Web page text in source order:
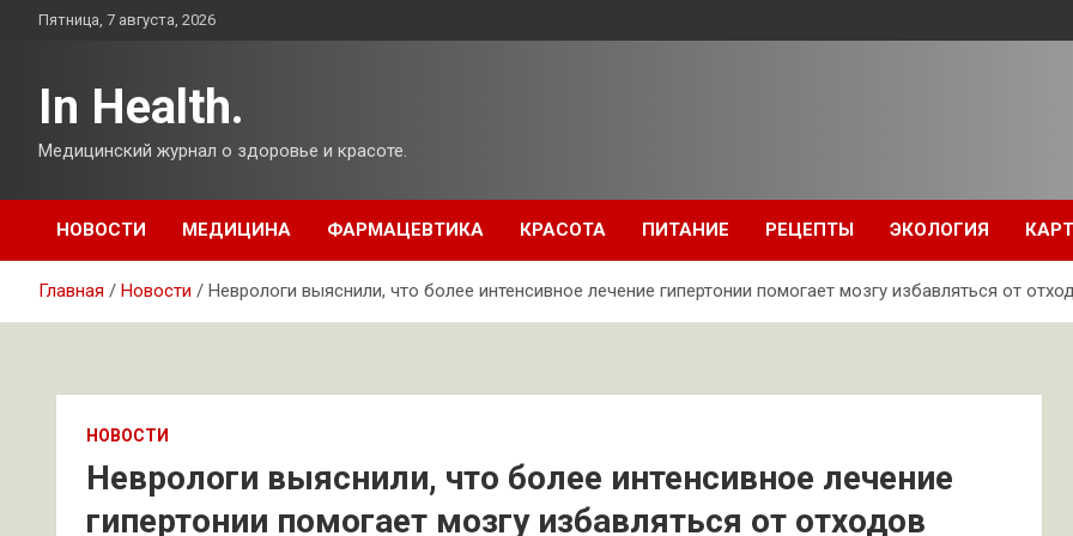
ПерейтиПятница, 7 августа, 2026
In Health.
Медицинский журнал о здоровье и красоте.
НОВОСТИ МЕДИЦИНА ФАРМАЦЕВТИКА КРАСОТА ПИТАНИЕ РЕЦЕПТЫ ЭКОЛОГИЯ
Главная Новости Неврологи выяснили, что более интенсивное лечение гипертонии помогает мозгу избавляться от
НОВОСТИ
Неврологи выяснили, что более интенсивное лечение
гипертонии помогает мозгу избавляться от отходов